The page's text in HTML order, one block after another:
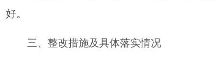
好。
三、整改措施及具体落实情况